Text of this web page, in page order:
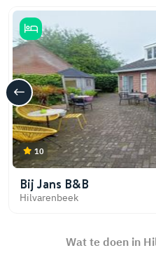
10
Bij Jans B&B
Hilvarenbeek
Wat te doen in